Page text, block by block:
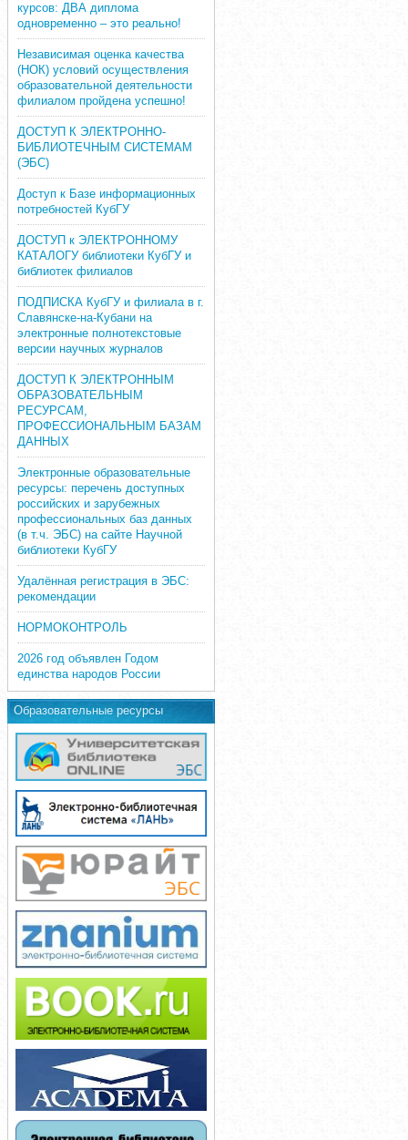
курсов: ДВА диплома
одновременно – это реально!
Независимая оценка качества
(НОК) условий осуществления
образовательной деятельности
филиалом пройдена успешно!
ДОСТУП К ЭЛЕКТРОННО-
БИБЛИОТЕЧНЫМ СИСТЕМАМ
(ЭБС)
Доступ к Базе информационных
потребностей КубГУ
ДОСТУП к ЭЛЕКТРОННОМУ
КАТАЛОГУ библиотеки КубГУ и
библиотек филиалов
ПОДПИСКА КубГУ и филиала в г.
Славянске-на-Кубани на
электронные полнотекстовые
версии научных журналов
ДОСТУП К ЭЛЕКТРОННЫМ
ОБРАЗОВАТЕЛЬНЫМ
РЕСУРСАМ,
ПРОФЕССИОНАЛЬНЫМ БАЗАМ
ДАННЫХ
Электронные образовательные
ресурсы: перечень доступных
российских и зарубежных
профессиональных баз данных
(в т.ч. ЭБС) на сайте Научной
библиотеки КубГУ
Удалённая регистрация в ЭБС:
рекомендации
НОРМОКОНТРОЛЬ
2026 год объявлен Годом
единства народов России
Образовательные ресурсы